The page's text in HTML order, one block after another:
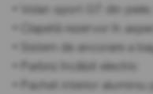
• Volan sport GT din
• Clapetă rezervor în
• Sistem de ancorare a
• Parbriz încălzit electric
• Pachet interior aluminiu